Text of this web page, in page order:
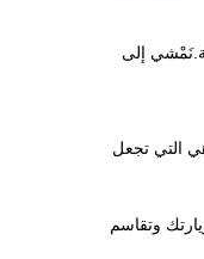
إلى
التي تجعل
وتقاسم